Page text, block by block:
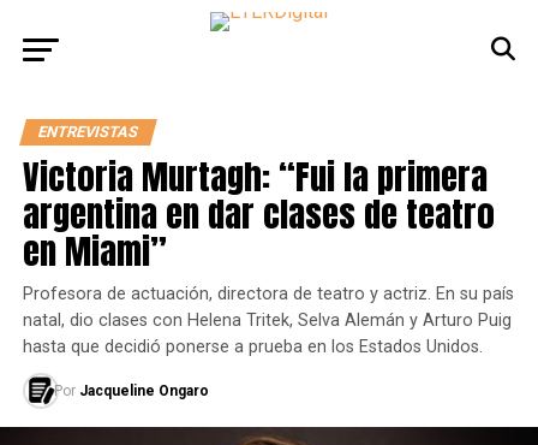
ENTREVISTAS
Victoria Murtagh: “Fui la primera
argentina en dar clases de teatro
en Miami”
Profesora de actuación, directora de teatro y actriz. En su país
natal, dio clases con Helena Tritek, Selva Alemán y Arturo Puig
hasta que decidió ponerse a prueba en los Estados Unidos.
Por Jacqueline Ongaro